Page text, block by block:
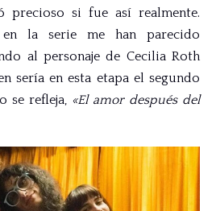
precioso si fue así realmente.
en la serie me han parecido
al personaje de Cecilia Roth
sería en esta etapa el segundo
se refleja, «El amor después del